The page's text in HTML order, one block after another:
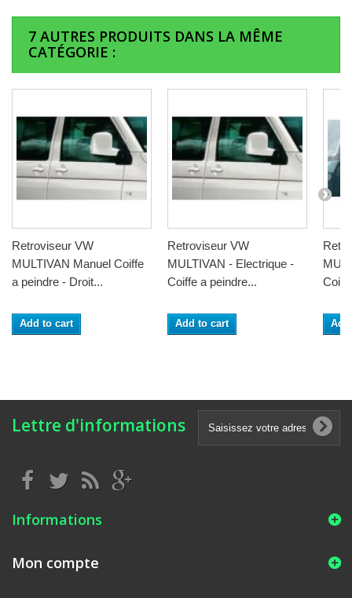
7 AUTRES PRODUITS DANS LA MÊME
CATÉGORIE :
Retroviseur VW
MULTIVAN Manuel Coiffe
a peindre - Droit...
Add to cart
Retroviseur VW
MULTIVAN - Electrique -
Coiffe a peindre...
Add to cart
Lettre d'informations
Informations
Mon compte